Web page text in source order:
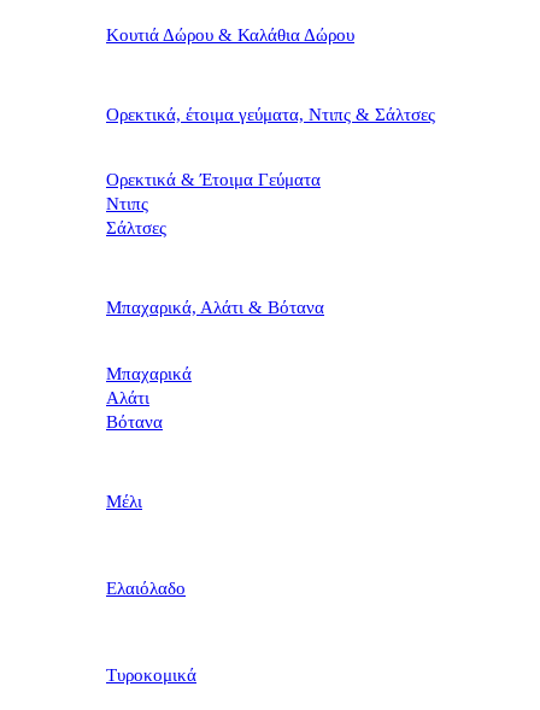
Κουτιά Δώρου & Καλάθια Δώρου
Ορεκτικά, έτοιμα γεύματα, Ντιπς & Σάλτσες
Ορεκτικά & Έτοιμα Γεύματα
Ντιπς
Σάλτσες
Μπαχαρικά, Αλάτι & Βότανα
Μπαχαρικά
Αλάτι
Βότανα
Μέλι
Ελαιόλαδο
Τυροκομικά